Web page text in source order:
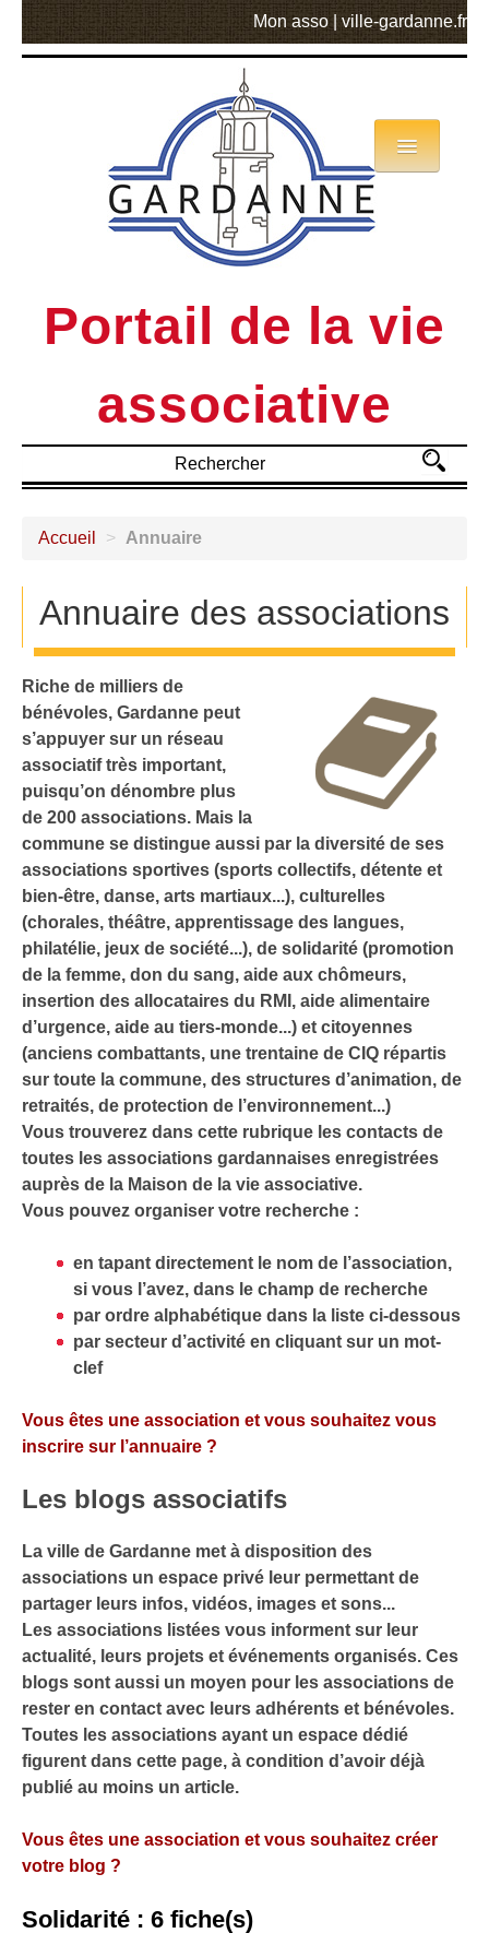
Mon asso ville-gardanne.fr
Portail de la vie
associative
Annuaire
Actualités
MVA
Accueil > Annuaire
Annuaire des associations
Riche de milliers de
bénévoles, Gardanne peut
s’appuyer sur un réseau
associatif très important,
puisqu’on dénombre plus
de 200 associations. Mais la
commune se distingue aussi par la diversité de ses
associations sportives (sports collectifs, détente et
bien-être, danse, arts martiaux...), culturelles
(chorales, théâtre, apprentissage des langues,
philatélie, jeux de société...), de solidarité (promotion
de la femme, don du sang, aide aux chômeurs,
insertion des allocataires du RMI, aide alimentaire
d’urgence, aide au tiers-monde...) et citoyennes
(anciens combattants, une trentaine de CIQ répartis
sur toute la commune, des structures d’animation, de
retraités, de protection de l’environnement...)
Vous trouverez dans cette rubrique les contacts de
toutes les associations gardannaises enregistrées
auprès de la Maison de la vie associative.
Vous pouvez organiser votre recherche :
en tapant directement le nom de l’association,
si vous l’avez, dans le champ de recherche
par ordre alphabétique dans la liste ci-dessous
par secteur d’activité en cliquant sur un mot-
clef
Vous êtes une association et vous souhaitez vous
inscrire sur l’annuaire ?
Les blogs associatifs
La ville de Gardanne met à disposition des
associations un espace privé leur permettant de
partager leurs infos, vidéos, images et sons...
Les associations listées vous informent sur leur
actualité, leurs projets et événements organisés. Ces
blogs sont aussi un moyen pour les associations de
rester en contact avec leurs adhérents et bénévoles.
Toutes les associations ayant un espace dédié
figurent dans cette page, à condition d’avoir déjà
publié au moins un article.
Vous êtes une association et vous souhaitez créer
votre blog ?
Solidarité : 6 fiche(s)